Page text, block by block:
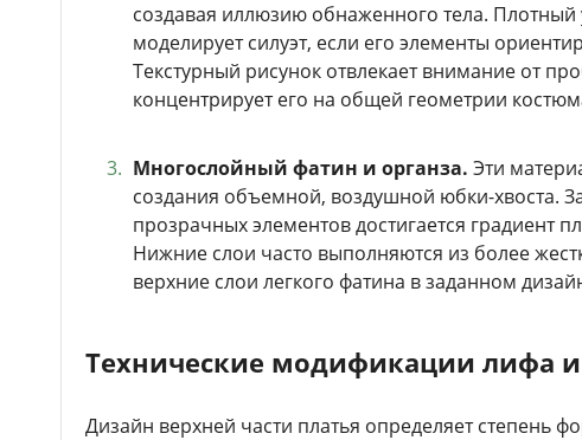
создавая иллюзию обнаженного тела. Плотный
моделирует силуэт, если его элементы
Текстурный рисунок отвлекает внимание от
концентрирует его на общей геометрии
Многослойный фатин и органза. Эти
создания объемной, воздушной юбки-хвоста.
прозрачных элементов достигается градиент
Нижние слои часто выполняются из более
верхние слои легкого фатина в заданном
Технические модификации лифа
Дизайн верхней части платья определяет степень